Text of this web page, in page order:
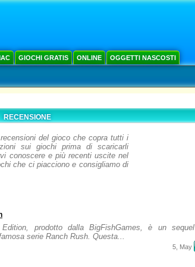
GIOCHI GRATIS ONLINE OGGETTI NASCOSTI
RECENSIONE
del gioco che copra tutti i
sui giochi prima di scaricarli
conoscere e più recenti uscite nel
che ci piacciono e consigliamo di
prodotto dalla BigFishGames, è un sequel
serie Ranch Rush. Questa...
5, May